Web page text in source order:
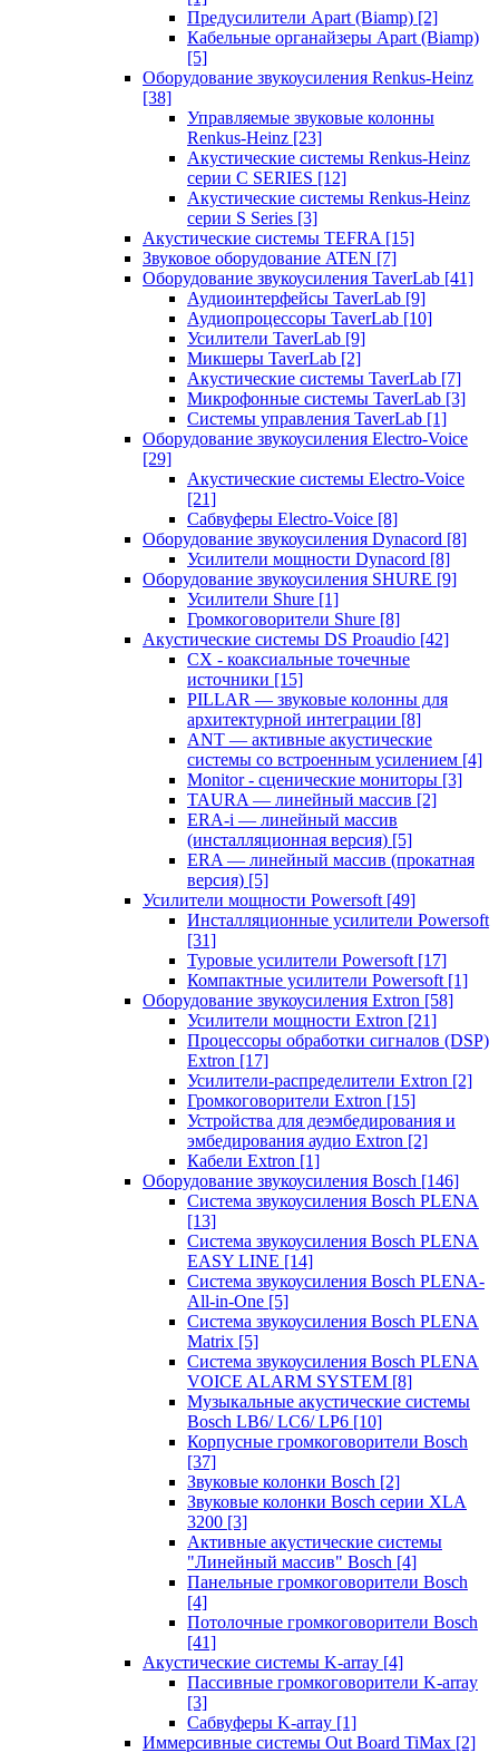
Предусилители Apart (Biamp) [2]
Кабельные органайзеры Apart (Biamp)
[5]
Оборудование звукоусиления Renkus-Heinz
[38]
Управляемые звуковые колонны
Renkus-Heinz [23]
Акустические системы Renkus-Heinz
серии C SERIES [12]
Акустические системы Renkus-Heinz
серии S Series [3]
Акустические системы TEFRA [15]
Звуковое оборудование ATEN [7]
Оборудование звукоусиления TaverLab [41]
Аудиоинтерфейсы TaverLab [9]
Аудиопроцессоры TaverLab [10]
Усилители TaverLab [9]
Микшеры TaverLab [2]
Акустические системы TaverLab [7]
Микрофонные системы TaverLab [3]
Системы управления TaverLab [1]
Оборудование звукоусиления Electro-Voice
[29]
Акустические системы Electro-Voice
[21]
Сабвуферы Electro-Voice [8]
Оборудование звукоусиления Dynacord [8]
Усилители мощности Dynacord [8]
Оборудование звукоусиления SHURE [9]
Усилители Shure [1]
Громкоговорители Shure [8]
Акустические системы DS Proaudio [42]
CX - коаксиальные точечные
источники [15]
PILLAR — звуковые колонны для
архитектурной интеграции [8]
ANT — активные акустические
системы со встроенным усилением [4]
Monitor - сценические мониторы [3]
TAURA — линейный массив [2]
ERA-i — линейный массив
(инсталляционная версия) [5]
ERA — линейный массив (прокатная
версия) [5]
Усилители мощности Powersoft [49]
Инсталляционные усилители Powersoft
[31]
Туровые усилители Powersoft [17]
Компактные усилители Powersoft [1]
Оборудование звукоусиления Extron [58]
Усилители мощности Extron [21]
Процессоры обработки сигналов (DSP)
Extron [17]
Усилители-распределители Extron [2]
Громкоговорители Extron [15]
Устройства для деэмбедирования и
эмбедирования аудио Extron [2]
Кабели Extron [1]
Оборудование звукоусиления Bosch [146]
Система звукоусиления Bosch PLENA
[13]
Система звукоусиления Bosch PLENA
EASY LINE [14]
Система звукоусиления Bosch PLENA-
All-in-One [5]
Система звукоусиления Bosch PLENA
Matrix [5]
Система звукоусиления Bosch PLENA
VOICE ALARM SYSTEM [8]
Музыкальные акустические системы
Bosch LB6/ LC6/ LP6 [10]
Корпусные громкоговорители Bosch
[37]
Звуковые колонки Bosch [2]
Звуковые колонки Bosch серии XLA
3200 [3]
Активные акустические системы
"Линейный массив" Bosch [4]
Панельные громкоговорители Bosch
[4]
Потолочные громкоговорители Bosch
[41]
Акустические системы K-array [4]
Пассивные громкоговорители K-array
[3]
Сабвуферы K-array [1]
Иммерсивные системы Out Board TiMax [2]